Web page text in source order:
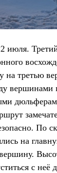
июля.
на третью
вершинами
По
на
с неё